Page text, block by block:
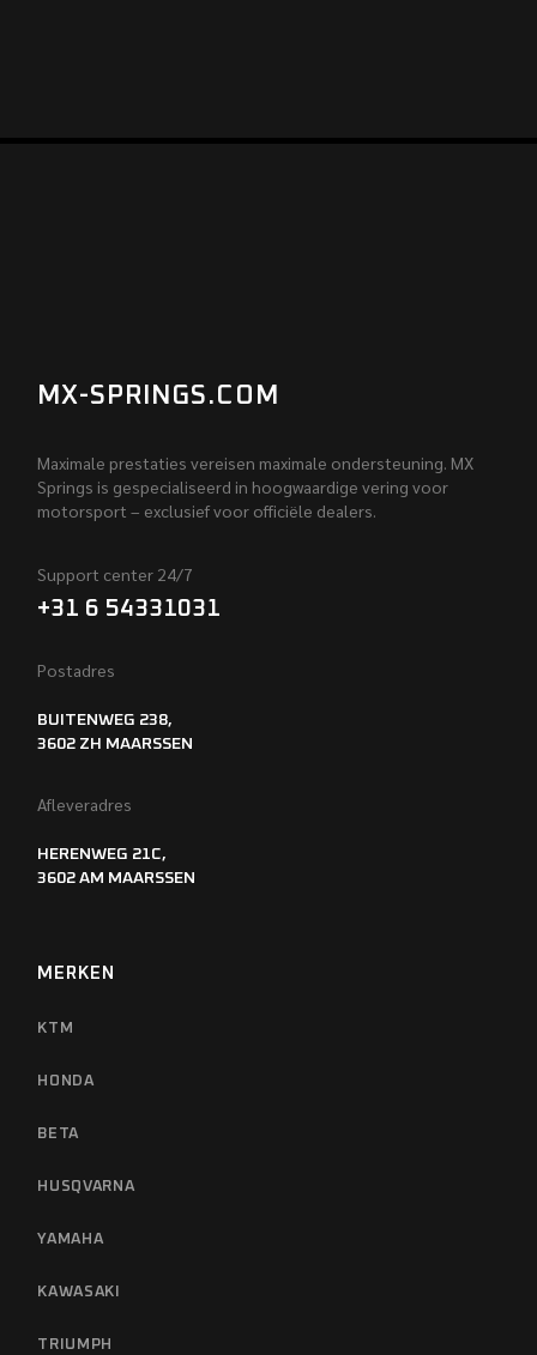
MX-SPRINGS.COM
Maximale prestaties vereisen maximale ondersteuning. MX
Springs is gespecialiseerd in hoogwaardige vering voor
motorsport – exclusief voor officiële dealers.
Support center 24/7
+31 6 54331031
Postadres
BUITENWEG 238,
3602 ZH MAARSSEN
Afleveradres
HERENWEG 21C,
3602 AM MAARSSEN
MERKEN
KTM
HONDA
BETA
HUSQVARNA
YAMAHA
KAWASAKI
TRIUMPH